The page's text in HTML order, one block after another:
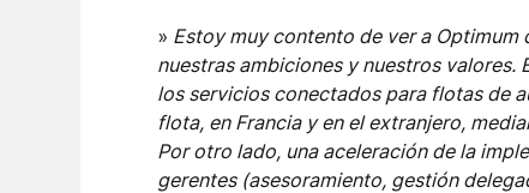
» Estoy muy contento de ver a
nuestras ambiciones y nuestros
los servicios conectados para flotas de
flota, en Francia y en el extranjero,
Por otro lado, una aceleración de la
gerentes (asesoramiento, gestión